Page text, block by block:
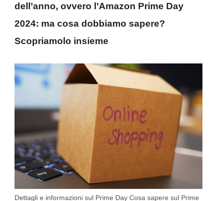
dell’anno, ovvero l’Amazon Prime Day
2024: ma cosa dobbiamo sapere?
Scopriamolo insieme
Dettagli e informazioni sul Prime Day Cosa sapere sul Prime